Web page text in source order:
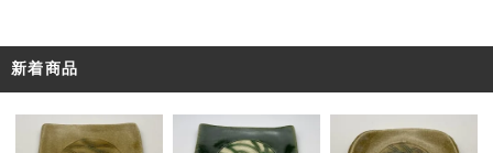
新着商品